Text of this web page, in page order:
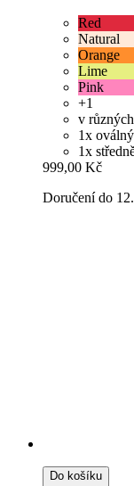
Red
Natural
Orange
Lime
Pink
+1
v
1x
1x
999,00 Kč
Doručení do
Do košíku